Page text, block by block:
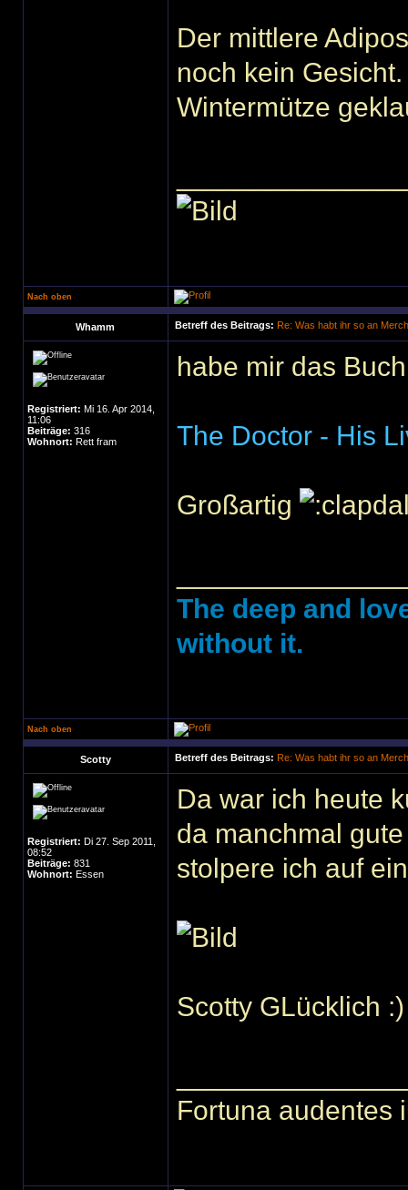
Der mittlere
noch kein
Wintermütze
Nach oben
Whamm Betreff des Beitrags: Re: Was habt ihr so an
Registriert: Mi 16. Apr 2014,
11:06
Beiträge: 316
Wohnort: Rett fram
habe mir das
The Doctor - His
Großartig
The deep and
without it.
Nach oben
Scotty Betreff des Beitrags: Re: Was habt ihr so an
Registriert: Di 27. Sep 2011,
08:52
Beiträge: 831
Wohnort: Essen
Da war ich heute
da manchmal
stolpere ich auf
Scotty GLücklich :)
Fortuna audentes